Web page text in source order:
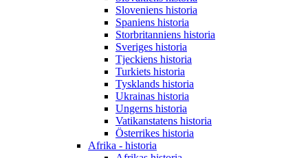
Sloveniens historia
Spaniens historia
Storbritanniens historia
Sveriges historia
Tjeckiens historia
Turkiets historia
Tysklands historia
Ukrainas historia
Ungerns historia
Vatikanstatens historia
Österrikes historia
Afrika - historia